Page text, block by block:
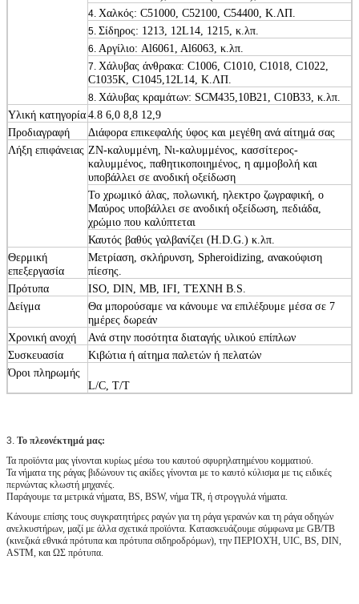
4. Χαλκός: C51000, C52100, C54400, Κ.ΛΠ.
5. Σίδηρος: 1213, 12L14, 1215, κ.λπ.
6. Αργίλιο: Al6061, Al6063, κ.λπ.
7. Χάλυβας άνθρακα: C1006, C1010, C1018, C1022,
C1035K, C1045,12L14, Κ.ΛΠ.
8. Χάλυβας κραμάτων: SCM435,10B21, C10B33, κ.λπ.
Υλική κατηγορία 4.8 6,0 8,8 12,9
Προδιαγραφή
Διάφορα επικεφαλής ύφος και μεγέθη ανά αίτημά σας
Λήξη επιφάνειας ZN-καλυμμένη, Νι-καλυμμένος, κασσίτερος-
καλυμμένος, παθητικοποιημένος, η αμμοβολή και
υποβάλλει σε ανοδική οξείδωση
Το χρωμικό άλας, πολωνική, ηλεκτρο ζωγραφική, ο
Μαύρος υποβάλλει σε ανοδική οξείδωση, πεδιάδα,
χρώμιο που καλύπτεται
Καυτός βαθύς γαλβανίζει (H.D.G.) κ.λπ.
Θερμική
επεξεργασία
Μετρίαση, σκλήρυνση, Spheroidizing, ανακούφιση
πίεσης.
Πρότυπα
ISO, DIN, ΜΒ, IFI, ΤΈΧΝΗ B.S.
Δείγμα
Θα μπορούσαμε να κάνουμε να επιλέξουμε μέσα σε 7
ημέρες δωρεάν
Χρονική ανοχή
Ανά στην ποσότητα διαταγής υλικού επίπλων
Συσκευασία
Κιβώτια ή αίτημα παλετών ή πελατών
Όροι πληρωμής
L/C, T/T
3. Το πλεονέκτημά μας:
Τα προϊόντα μας γίνονται κυρίως μέσω του καυτού σφυρηλατημένου κομματιού.
Τα νήματα της ράγας βιδώνουν τις ακίδες γίνονται με το καυτό κύλισμα με τις ειδικές
περνώντας κλωστή μηχανές.
Παράγουμε τα μετρικά νήματα, BS, BSW, νήμα TR, ή στρογγυλά νήματα.
Κάνουμε επίσης τους συγκρατητήρες ραγών για τη ράγα γερανών και τη ράγα οδηγών
ανελκυστήρων, μαζί με άλλα σχετικά προϊόντα. Κατασκευάζουμε σύμφωνα με GB/TB
(κινεζικά εθνικά πρότυπα και πρότυπα σιδηροδρόμων), την ΠΕΡΙΟΧΉ, UIC, BS, DIN,
ASTM, και ΩΣ πρότυπα.